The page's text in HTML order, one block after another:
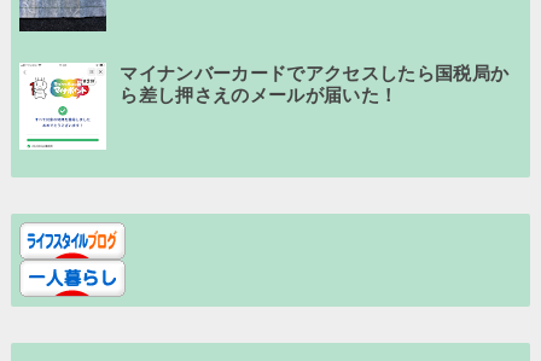
マイナンバーカードでアクセスしたら国税局か
ら差し押さえのメールが届いた！